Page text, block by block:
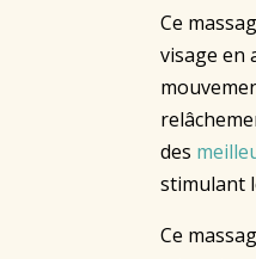
Ce
visage en
des
stimulant
Ce